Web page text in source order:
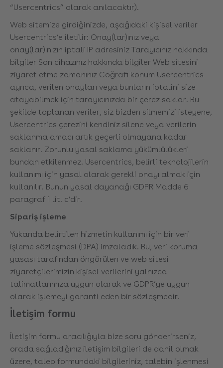
“Usercentrics” olarak anılacaktır).
Web sitemize girdiğinizde, aşağıdaki kişisel veriler
Usercentrics’e iletilir: Onay(lar)ınız veya
onay(lar)ınızın iptali IP adresiniz Tarayıcınız hakkında
bilgiler Son cihazınız hakkında bilgiler Web sitesini
ziyaret etme zamanınız Coğrafi konum Usercentrics
ayrıca, verilen onayları veya bunların iptalini size
atayabilmek için tarayıcınızda bir çerez saklar. Bu
şekilde toplanan veriler, siz bizden silmemizi isteyene,
Usercentrics çerezini kendiniz silene veya verilerin
saklanma amacı artık geçerli olmayana kadar
saklanır. Zorunlu yasal saklama yükümlülükleri
bundan etkilenmez. Usercentrics, belirli teknolojilerin
kullanımı için yasal olarak gerekli onayı almak için
kullanılır. Bunun yasal dayanağı GDPR Madde 6
paragraf 1 lit. c’dir.
Sipariş işleme
Yukarıda belirtilen hizmetin kullanımı için bir veri
işleme sözleşmesi (DPA) imzaladık. Bu, veri koruma
yasası tarafından öngörülen ve web sitesi
ziyaretçilerimizin kişisel verilerini yalnızca
talimatlarımıza uygun olarak ve GDPR’ye uygun
olarak işlemeyi garanti eden bir sözleşmedir.
İletişim formu
İletişim formu aracılığıyla bize soru gönderirseniz,
orada sağladığınız iletişim bilgileri de dahil olmak
üzere, talep formundaki bilgileriniz, talebin işlenmesi